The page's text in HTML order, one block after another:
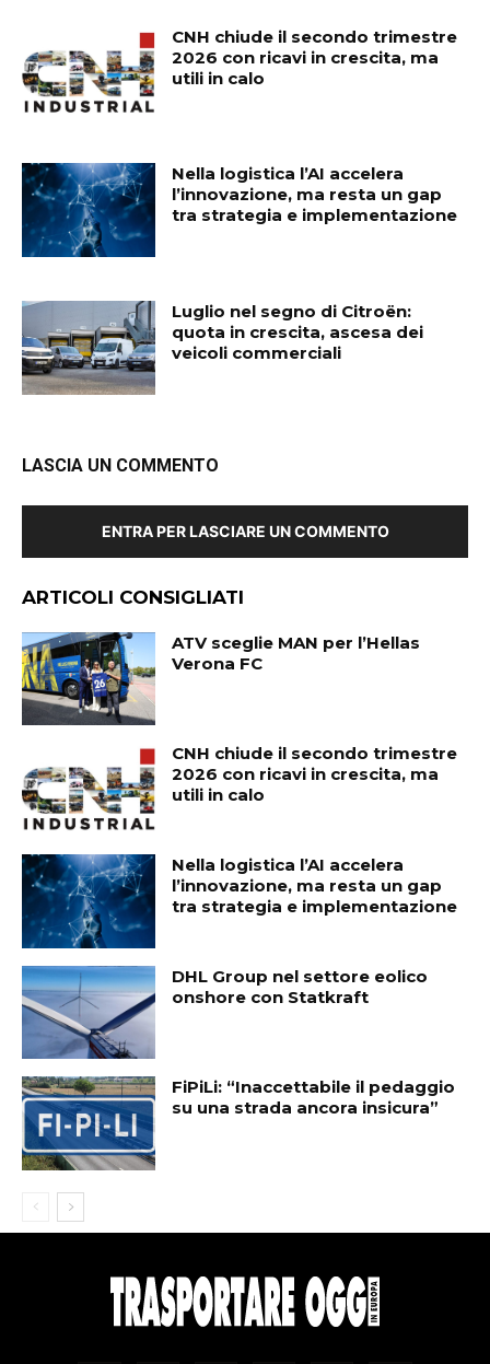
CNH chiude il secondo trimestre
2026 con ricavi in crescita, ma
utili in calo
Nella logistica l’AI accelera
l’innovazione, ma resta un gap
tra strategia e implementazione
Luglio nel segno di Citroën:
quota in crescita, ascesa dei
veicoli commerciali
LASCIA UN COMMENTO
ENTRA PER LASCIARE UN COMMENTO
ARTICOLI CONSIGLIATI
ATV sceglie MAN per l’Hellas
Verona FC
CNH chiude il secondo trimestre
2026 con ricavi in crescita, ma
utili in calo
Nella logistica l’AI accelera
l’innovazione, ma resta un gap
tra strategia e implementazione
DHL Group nel settore eolico
onshore con Statkraft
FiPiLi: “Inaccettabile il pedaggio
su una strada ancora insicura”